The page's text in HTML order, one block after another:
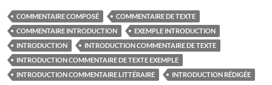
COMMENTAIRE COMPOSÉ
COMMENTAIRE DE TEXTE
COMMENTAIRE INTRODUCTION
EXEMPLE INTRODUCTION
INTRODUCTION
INTRODUCTION COMMENTAIRE DE TEXTE
INTRODUCTION COMMENTAIRE DE TEXTE EXEMPLE
INTRODUCTION COMMENTAIRE LITTÉRAIRE
INTRODUCTION RÉDIGÉE